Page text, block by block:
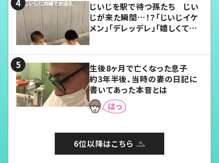
じいじを駅で待つ孫たち じい
じが来た瞬間…！？「じいじイケ
メン」「デレッデレ」「嬉しくて可
生後8ヶ月で亡くなった息子
約3年半後、当時の妻の日記に
書いてあった本音とは
6位以降はこちら